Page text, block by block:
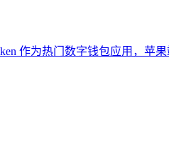
作为热门数字钱包应用，苹